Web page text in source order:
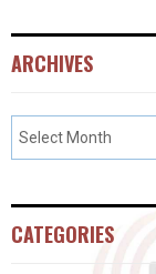
ARCHIVES
CATEGORIES